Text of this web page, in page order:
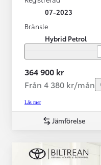
07-2023
Bränsle
Hybrid Petrol
364 900 kr
Från 4 380 kr/mån
Läs mer
Jämförelse